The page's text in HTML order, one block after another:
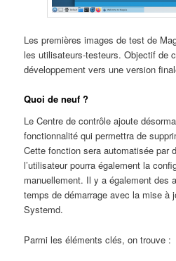
Les premières images de test de
les utilisateurs-testeurs. Objectif de
développement vers une version
Quoi de neuf ?
Le Centre de contrôle ajoute
fonctionnalité qui permettra de
Cette fonction sera automatisée par
l’utilisateur pourra également la
manuellement. Il y a également des
temps de démarrage avec la mise à
Systemd.
Parmi les éléments clés, on trouve :